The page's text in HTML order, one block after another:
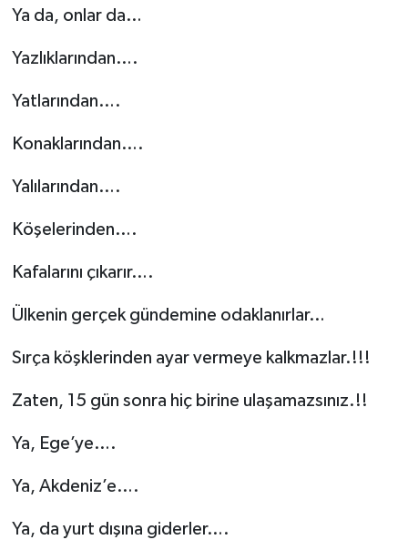
Ya da, onlar da…
Yazlıklarından….
Yatlarından….
Konaklarından….
Yalılarından….
Köşelerinden….
Kafalarını çıkarır….
Ülkenin gerçek gündemine odaklanırlar…
Sırça köşklerinden ayar vermeye kalkmazlar.!!!
Zaten, 15 gün sonra hiç birine ulaşamazsınız.!!
Ya, Ege’ye….
Ya, Akdeniz’e….
Ya, da yurt dışına giderler….